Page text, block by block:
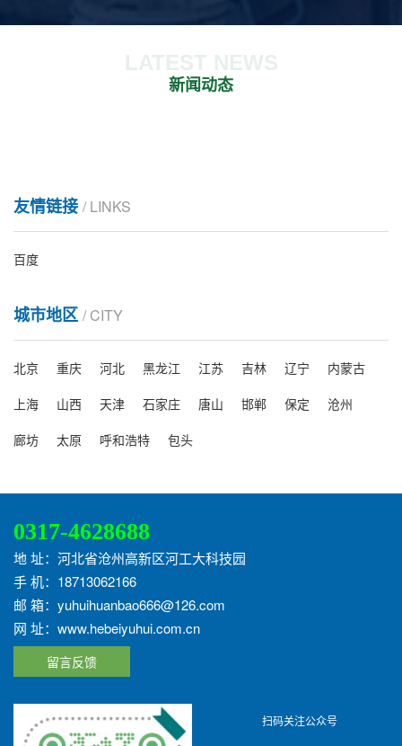
LATEST NEWS
新闻动态
友情链接 / LINKS
百度
城市地区 / CITY
北京 重庆 河北 黑龙江 江苏 吉林 辽宁
内蒙古
上海
山西 天津 石家庄 唐山 邯郸 保定
沧州
廊坊
太原 呼和浩特 包头
0317-4628688
地 址：河北省沧州高新区河工大科技园
手 机：18713062166
邮 箱：yuhuihuanbao666@126.com
网 址：www.hebeiyuhui.com.cn
留言反馈
扫码关注公众号